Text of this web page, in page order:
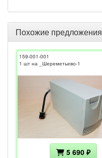
Похожие предложения
159-001-001
1 шт на _Шереметьево-1
5 690 ₽